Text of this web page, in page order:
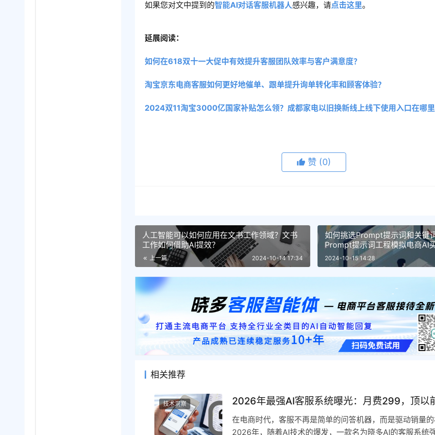
如果您对文中提到的智能AI对话客服机器人感兴趣，请点击这里。
延展阅读：
如何在618双十一大促中有效提升客服团队效率与客户满意度？
淘宝京东电商客服如何更好地催单、跟单提升询单转化率和顾客体验？
2024双11淘宝3000亿国家补贴怎么领？成都家电以旧换新线上线下使用入口在哪
赞 (0)
人工智能可以如何应用在文书工作领域？文书
工作如何借助AI提效？
上一篇 2024-10-14 17:34
如何挑选Prompt提示词和关键
Prompt提示词工程模拟电商AI
话？
2024-10-15 14:28
相关推荐
技术洞察 2026年最强AI客服系统曝光：月费299，顶以
在电商时代，客服不再是简单的问答机器，而是驱动销量
2026年，随着AI技术的爆发，一款名为晓多AI的客服系统